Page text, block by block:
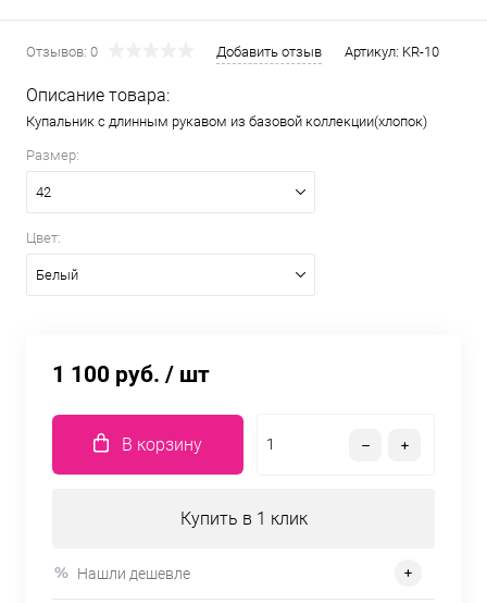
Отзывов: 0 Добавить отзыв Артикул: KR-10
Описание товара:
Купальник с длинным рукавом из базовой коллекции(хлопок)
Размер:
42
Цвет:
Белый
1 100 руб. / шт
В корзину
Купить в 1 клик
Нашли дешевле